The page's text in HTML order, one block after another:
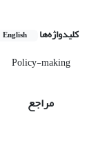
کلیدواژه‌ها English
Policy-making
مراجع